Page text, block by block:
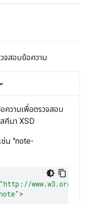
จสอบข้อความ
ความเพื่อตรวจสอบ
คีมา XSD
ช่น "note-
"http://www.w3.org/